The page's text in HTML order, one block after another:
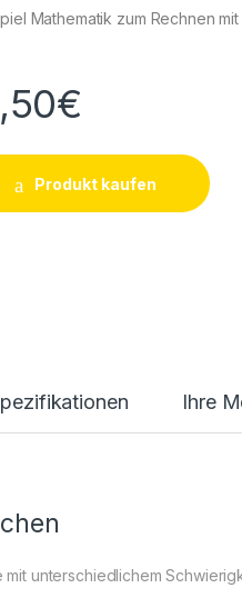
Mathematik zum Rechnen
€
Produkt kaufen
Ihre
unterschiedlichem